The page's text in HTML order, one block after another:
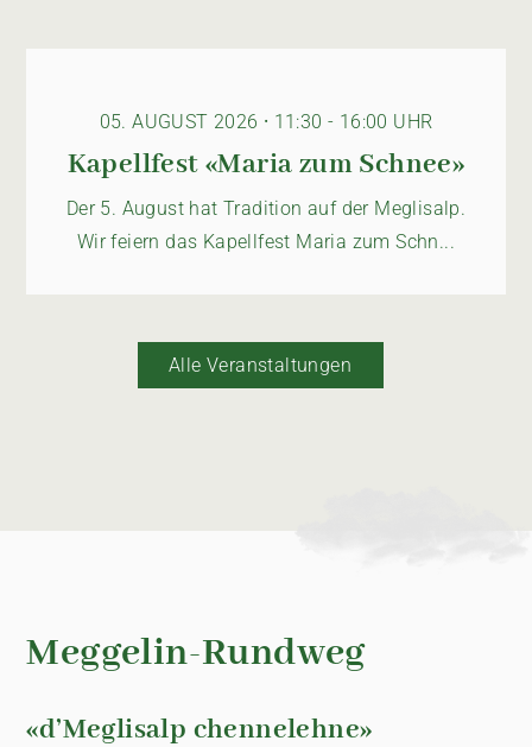
05. AUGUST 2026 ⸱ 11:30 - 16:00 UHR
Kapellfest «Maria zum Schnee»
Der 5. August hat Tradition auf der Meglisalp.
Wir feiern das Kapellfest Maria zum Schn...
Alle Veranstaltungen
Meggelin-Rundweg
«d’Meglisalp chennelehne»